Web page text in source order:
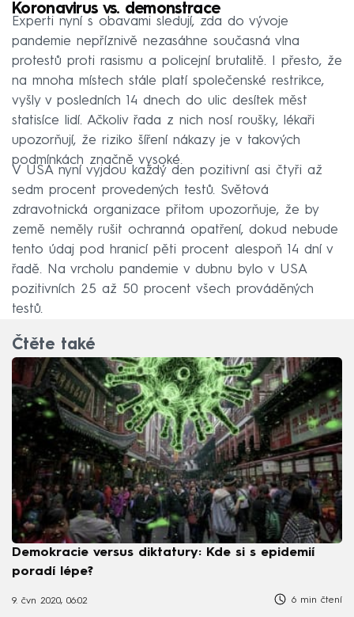
Koronavirus vs. demonstrace
Experti nyní s obavami sledují, zda do vývoje
pandemie nepříznivě nezasáhne současná vlna
protestů proti rasismu a policejní brutalitě. I přesto, že
na mnoha místech stále platí společenské restrikce,
vyšly v posledních 14 dnech do ulic desítek měst
statisíce lidí. Ačkoliv řada z nich nosí roušky, lékaři
upozorňují, že riziko šíření nákazy je v takových
podmínkách značně vysoké.
V USA nyní vyjdou každý den pozitivní asi čtyři až
sedm procent provedených testů. Světová
zdravotnická organizace přitom upozorňuje, že by
země neměly rušit ochranná opatření, dokud nebude
tento údaj pod hranicí pěti procent alespoň 14 dní v
řadě. Na vrcholu pandemie v dubnu bylo v USA
pozitivních 25 až 50 procent všech prováděných
testů.
Čtěte také
Demokracie versus diktatury: Kde si s epidemií
poradí lépe?
9. čvn 2020, 06:02 6 min čtení